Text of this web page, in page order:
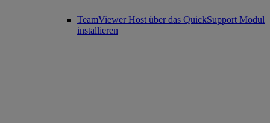
TeamViewer Host über das QuickSupport Modul
installieren